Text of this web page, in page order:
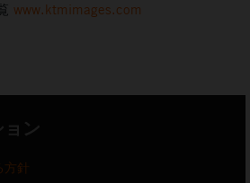
www.ktmimages.com
ン
針